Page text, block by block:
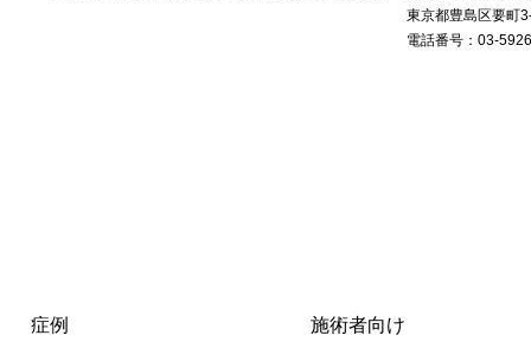
東京都豊島区要町
電話番号：03-
症例 施術者向け